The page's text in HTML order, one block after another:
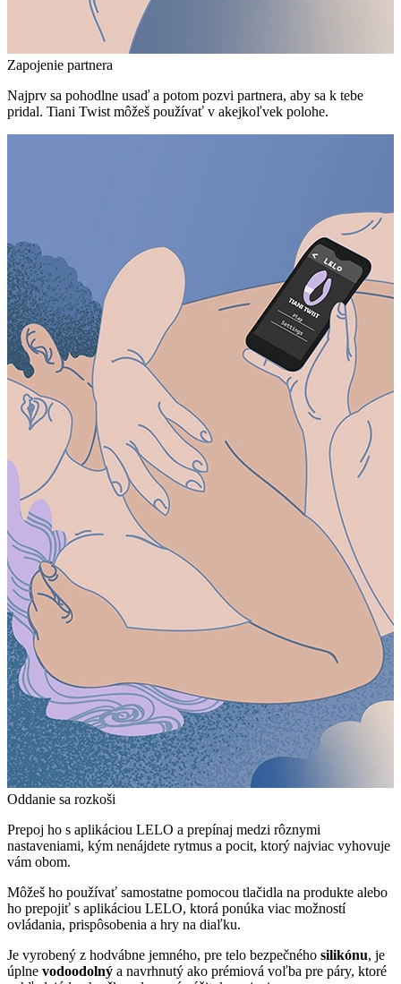
Zapojenie partnera
Najprv sa pohodlne usaď a potom pozvi partnera, aby sa k tebe
pridal. Tiani Twist môžeš používať v akejkoľvek polohe.
Oddanie sa rozkoši
Prepoj ho s aplikáciou LELO a prepínaj medzi rôznymi
nastaveniami, kým nenájdete rytmus a pocit, ktorý najviac vyhovuje
vám obom.
Môžeš ho používať samostatne pomocou tlačidla na produkte alebo
ho prepojiť s aplikáciou LELO, ktorá ponúka viac možností
ovládania, prispôsobenia a hry na diaľku.
Je vyrobený z hodvábne jemného, pre telo bezpečného silikónu, je
úplne vodoodolný a navrhnutý ako prémiová voľba pre páry, ktoré